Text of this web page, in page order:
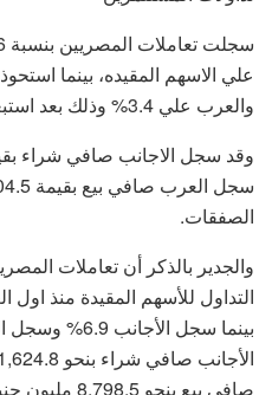
والعرب علي 3.4% وذلك بعد استبعاد الصفقات.
الصفقات.
التداول للأسهم المقيدة منذ اول
صافي بيع